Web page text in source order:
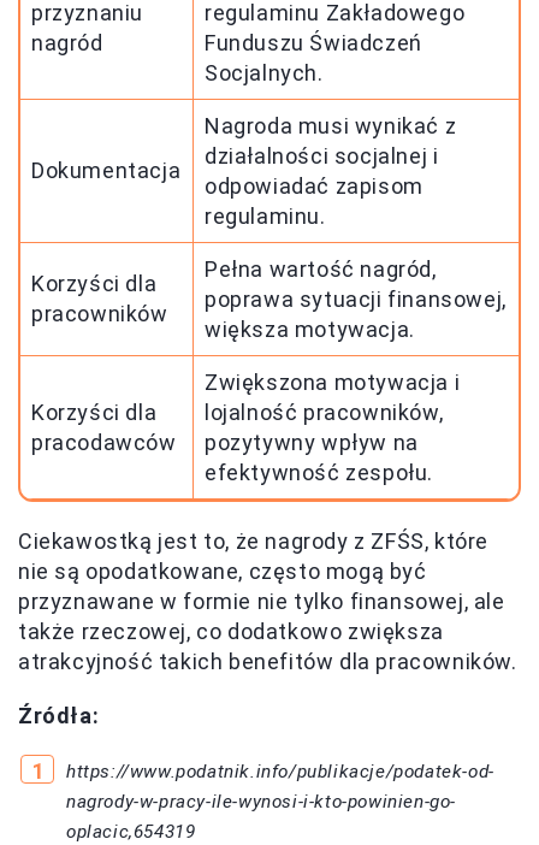
przyznaniu
nagród
regulaminu Zakładowego
Funduszu Świadczeń
Socjalnych.
Dokumentacja
Nagroda musi wynikać z
działalności socjalnej i
odpowiadać zapisom
regulaminu.
Korzyści dla
pracowników
Pełna wartość nagród,
poprawa sytuacji finansowej,
większa motywacja.
Korzyści dla
pracodawców
Zwiększona motywacja i
lojalność pracowników,
pozytywny wpływ na
efektywność zespołu.
Ciekawostką jest to, że nagrody z ZFŚS, które
nie są opodatkowane, często mogą być
przyznawane w formie nie tylko finansowej, ale
także rzeczowej, co dodatkowo zwiększa
atrakcyjność takich benefitów dla pracowników.
Źródła:
https://www.podatnik.info/publikacje/podatek-od-
nagrody-w-pracy-ile-wynosi-i-kto-powinien-go-
oplacic,654319